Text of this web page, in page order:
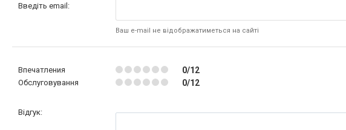
Введіть email:
Ваш e-mail не відображатиметься на сайті
Впечатления 0/12
Обслуговування 0/12
Відгук: